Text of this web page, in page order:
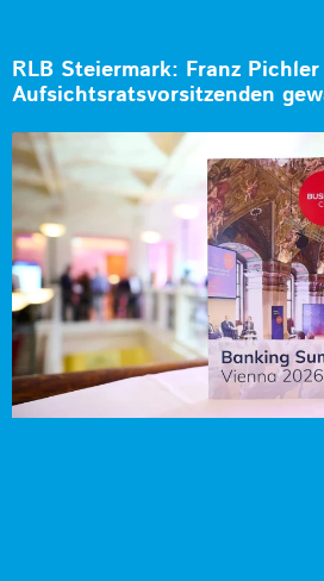
RLB Steiermark: Franz
Aufsichtsratsvorsitzenden